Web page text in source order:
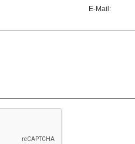
E-Mail: